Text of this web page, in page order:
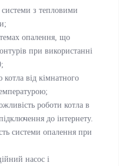
системи з тепловими
опалення, що
при використанні
від кімнатного
роботи котла в
до інтернету.
системи опалення при
насос і